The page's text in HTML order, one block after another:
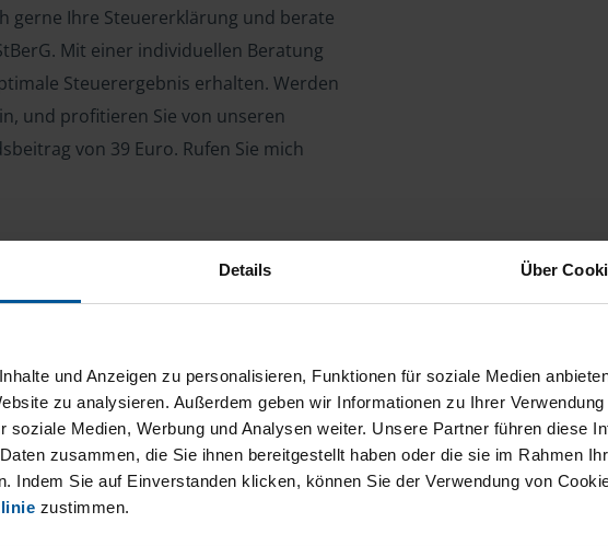
Details Über
und Anzeigen zu personalisieren, Funktionen für soziale Medien
zu analysieren. Außerdem geben wir Informationen zu Ihrer
soziale Medien, Werbung und Analysen weiter. Unsere Partner führen diese
zusammen, die Sie ihnen bereitgestellt haben oder die sie im Rahmen
Indem Sie auf Einverstanden klicken, können Sie der Verwendung von
zustimmen.
gerne Ihre Steuererklärung und berate
Mit einer individuellen Beratung
Steuerergebnis erhalten. Werden
und profitieren Sie von unseren
von 39 Euro. Rufen Sie mich
Arbeitnehmer, Beamte, Auszubildende,
(StBerG). Auch bei Einkünften
der geeignete Dienstleister für Sie.
Tätigkeit und umsatzsteuerpflichtigen